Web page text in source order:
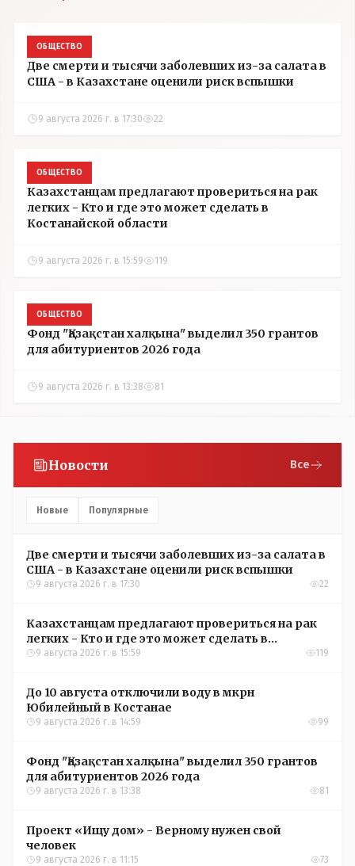
ОБЩЕСТВО
Две смерти и тысячи заболевших из-за салата в
США - в Казахстане оценили риск вспышки
9 августа 2026 г. в 17:30 22
ОБЩЕСТВО
Казахстанцам предлагают провериться на рак
легких - Кто и где это может сделать в
Костанайской области
9 августа 2026 г. в 15:59 119
ОБЩЕСТВО
Фонд "Қазақстан халқына" выделил 350 грантов
для абитуриентов 2026 года
9 августа 2026 г. в 13:38 81
Новости Все
Новые Популярные
Две смерти и тысячи заболевших из-за салата в
США - в Казахстане оценили риск вспышки
9 августа 2026 г. в 17:30 22
Казахстанцам предлагают провериться на рак
легких - Кто и где это может сделать в
Костанайской области
9 августа 2026 г. в 15:59 119
До 10 августа отключили воду в мкрн
Юбилейный в Костанае
9 августа 2026 г. в 14:59 99
Фонд "Қазақстан халқына" выделил 350 грантов
для абитуриентов 2026 года
9 августа 2026 г. в 13:38 81
Проект «Ищу дом» - Верному нужен свой
человек
9 августа 2026 г. в 11:15 73